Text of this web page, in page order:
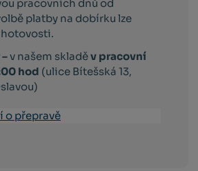
pracovních dnů od
platby na dobírku lze
hotovosti.
v našem skladěv pracovní
hod (ulice Bítešská 13,
o přepravě